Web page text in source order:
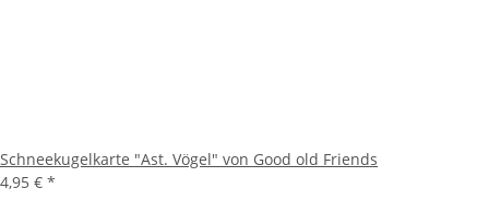
Schneekugelkarte "Ast. Vögel" von Good old Friends
4,95 € *